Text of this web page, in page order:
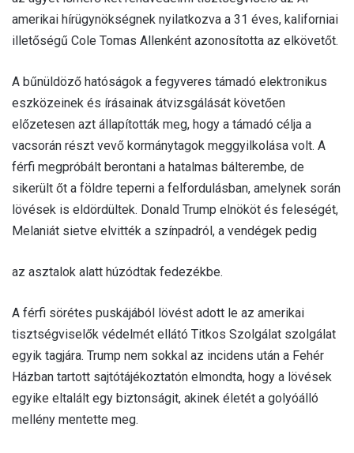
amerikai hírügynökségnek nyilatkozva a 31 éves, kaliforniai
illetőségű Cole Tomas Allenként azonosította az elkövetőt.
A bűnüldöző hatóságok a fegyveres támadó elektronikus
eszközeinek és írásainak átvizsgálását követően
előzetesen azt állapították meg, hogy a támadó célja a
vacsorán részt vevő kormánytagok meggyilkolása volt. A
férfi megpróbált berontani a hatalmas bálterembe, de
sikerült őt a földre teperni a felfordulásban, amelynek során
lövések is eldördültek. Donald Trump elnököt és feleségét,
Melaniát sietve elvitték a színpadról, a vendégek pedig
az asztalok alatt húzódtak fedezékbe.
A férfi sörétes puskájából lövést adott le az amerikai
tisztségviselők védelmét ellátó Titkos Szolgálat szolgálat
egyik tagjára. Trump nem sokkal az incidens után a Fehér
Házban tartott sajtótájékoztatón elmondta, hogy a lövések
egyike eltalált egy biztonságit, akinek életét a golyóálló
mellény mentette meg.